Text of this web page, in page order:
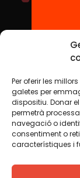
Per oferir les
galetes per
dispositiu. Donar
permetrà
navegació o
consentiment o
característiques i
Redes
TWT YTB
Aviso legal
Creemos que